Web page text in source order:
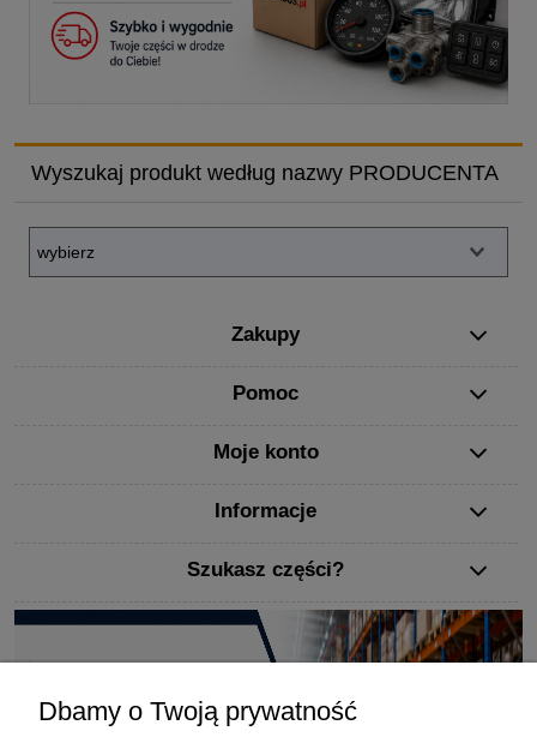
Wyszukaj produkt według nazwy PRODUCENTA
Zakupy
Pomoc
Moje konto
Informacje
Szukasz części?
Dbamy o Twoją prywatność